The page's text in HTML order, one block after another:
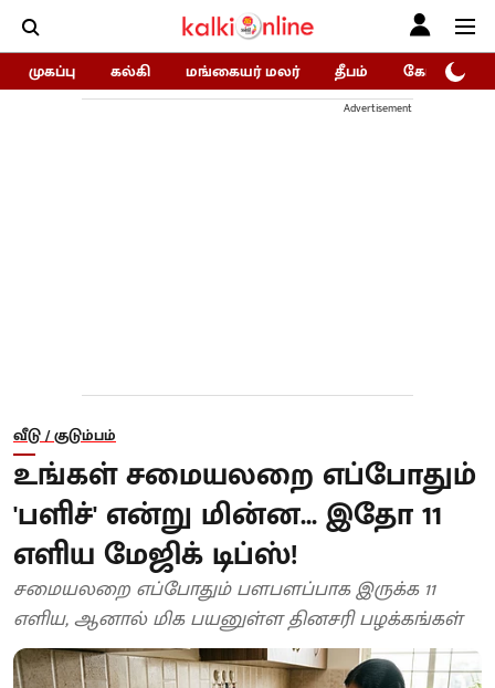
முகப்பு கல்கி மங்கையர் மலர் தீபம் கோகுலம்/
Advertisement
வீடு / குடும்பம்
உங்கள் சமையலறை எப்போதும்
'பளிச்' என்று மின்ன... இதோ 11
எளிய மேஜிக் டிப்ஸ்!
சமையலறை எப்போதும் பளபளப்பாக இருக்க 11
எளிய, ஆனால் மிக பயனுள்ள தினசரி பழக்கங்கள்